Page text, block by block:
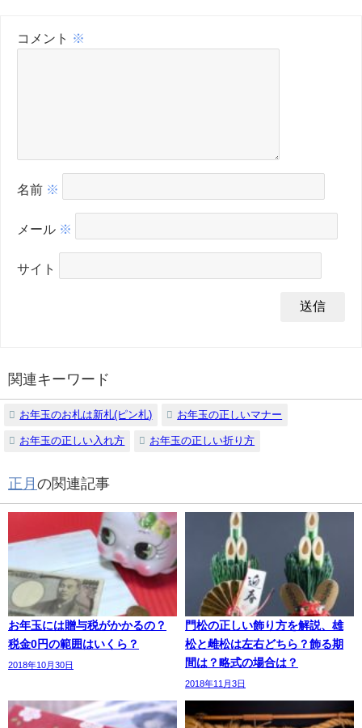
コメント ※
名前 ※
メール ※
サイト
関連キーワード
お年玉のお札は新札(ピン札) お年玉の正しいマナー
お年玉の正しい入れ方 お年玉の正しい折り方
正月 の関連記事
お年玉には贈与税がかかるの？
税金0円の範囲はいくら？
2018年10月30日
門松の正しい飾り方を解説、雄
松と雌松は左右どちら？飾る期
間は？略式の場合は？
2018年11月3日